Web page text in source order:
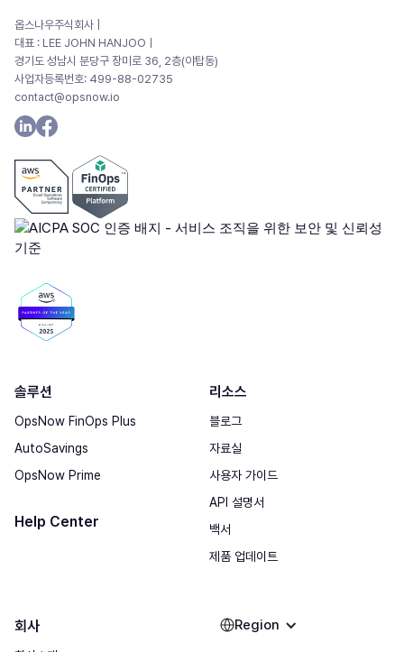
옵스나우주식회사 |
대표 : LEE JOHN HANJOOㅣ
경기도 성남시 분당구 장미로 36, 2층(야탑동)
사업자등록번호: 499-88-02735
contact@opsnow.io
솔루션
OpsNow FinOps Plus
AutoSavings
OpsNow Prime
Help Center
리소스
블로그
자료실
사용자 가이드
API 설명서
백서
제품 업데이트
회사 Region